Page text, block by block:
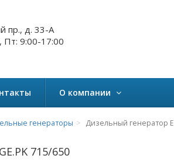
пр., д. 33-А
9:00-17:00
О компании
генераторы Дизельный генератор
715/650